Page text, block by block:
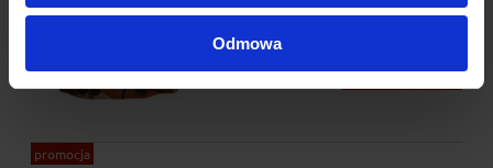
Odmowa
Najniższa cena:595,00 zł
do koszyka
promocja